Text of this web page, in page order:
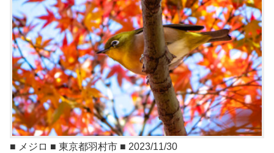
■ メジロ ■ 東京都羽村市 ■ 2023/11/30